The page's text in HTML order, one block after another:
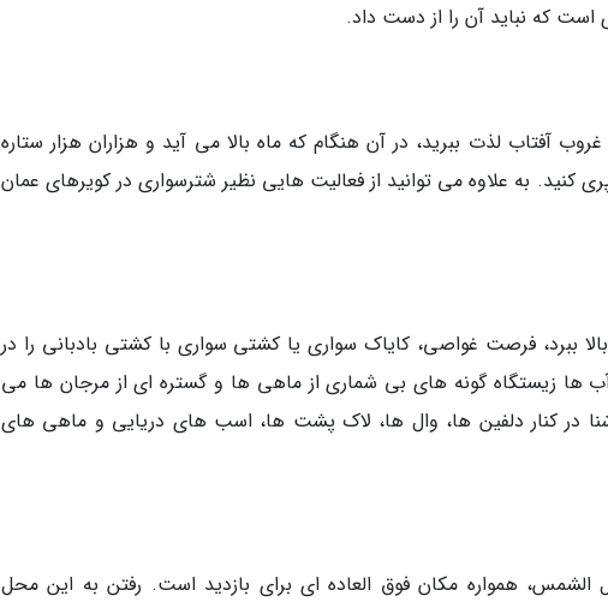
است که نباید آن را از دست داد.
آفتاب لذت ببرید، در آن هنگام که ماه بالا می آید و هزاران هزار ستاره
کنید. به علاوه می توانید از فعالیت هایی نظیر شترسواری در کویرهای عمان
ببرد، فرصت غواصی، کایاک سواری یا کشتی سواری با کشتی بادبانی را در
زیستگاه گونه های بی شماری از ماهی ها و گستره ای از مرجان ها می
در کنار دلفین ها، وال ها، لاک پشت ها، اسب های دریایی و ماهی های
همواره مکان فوق العاده ای برای بازدید است. رفتن به این محل